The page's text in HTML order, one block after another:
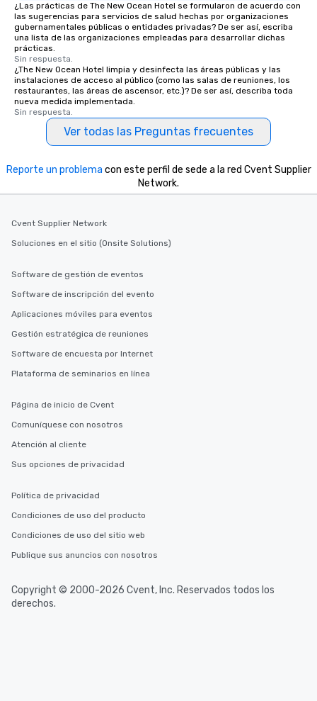
¿Las prácticas de The New Ocean Hotel se formularon de acuerdo con
las sugerencias para servicios de salud hechas por organizaciones
gubernamentales públicas o entidades privadas? De ser así, escriba
una lista de las organizaciones empleadas para desarrollar dichas
prácticas.
Sin respuesta.
¿The New Ocean Hotel limpia y desinfecta las áreas públicas y las
instalaciones de acceso al público (como las salas de reuniones, los
restaurantes, las áreas de ascensor, etc.)? De ser así, describa toda
nueva medida implementada.
Sin respuesta.
Ver todas las Preguntas frecuentes
Reporte un problema con este perfil de sede a la red Cvent Supplier
Network.
Cvent Supplier Network
Soluciones en el sitio (Onsite Solutions)
Software de gestión de eventos
Software de inscripción del evento
Aplicaciones móviles para eventos
Gestión estratégica de reuniones
Software de encuesta por Internet
Plataforma de seminarios en línea
Página de inicio de Cvent
Comuníquese con nosotros
Atención al cliente
Sus opciones de privacidad
Política de privacidad
Condiciones de uso del producto
Condiciones de uso del sitio web
Publique sus anuncios con nosotros
Copyright © 2000-2026 Cvent, Inc. Reservados todos los
derechos.